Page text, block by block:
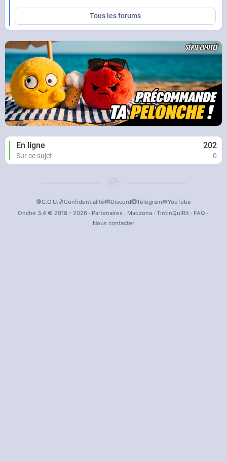
Tous les forums
En ligne 202
Sur ce sujet 0
C.G.U. Confidentialité Discord Telegram
YouTube
Onche 3.4 © 2018 - 2026 · Partenaires : Madzona· TintinQuiRit· FAQ ·
Nous contacter